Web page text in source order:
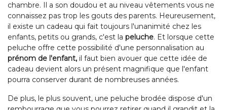
chambre. Il a son doudou et au niveau vêtements vous ne
connaissez pas trop les gouts des parents. Heureusement,
il existe un cadeau qui fait toujours l'unanimité chez les
enfants, petits ou grands, c'est la peluche. Et lorsque cette
peluche offre cette possibilité d'une personnalisation au
prénom de l'enfant, il faut bien avouer que cette idée de
cadeau devient alors un présent magnifique que l'enfant
pourra conserver durant de nombreuses années.
De plus, le plus souvent, une peluche brodée dispose d'un